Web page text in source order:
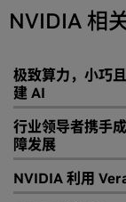
NVIDIA 相
极致算力，小巧
建 AI
行业领导者携手
障发展
NVIDIA 利用